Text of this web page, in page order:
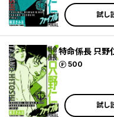
試し
特命係長 只
500
ポイント
試し